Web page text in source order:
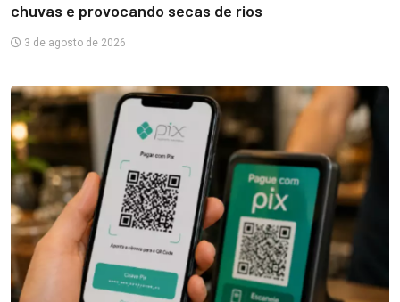
chuvas e provocando secas de rios
3 de agosto de 2026